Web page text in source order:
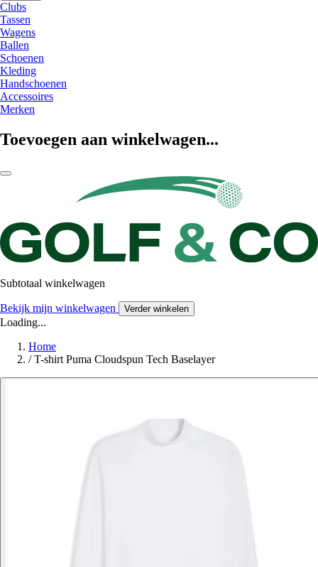
Clubs
Tassen
Wagens
Ballen
Schoenen
Kleding
Handschoenen
Accessoires
Merken
Toevoegen aan winkelwagen...
Subtotaal winkelwagen
Bekijk mijn winkelwagen Verder winkelen
Loading...
Home
/ T-shirt Puma Cloudspun Tech Baselayer